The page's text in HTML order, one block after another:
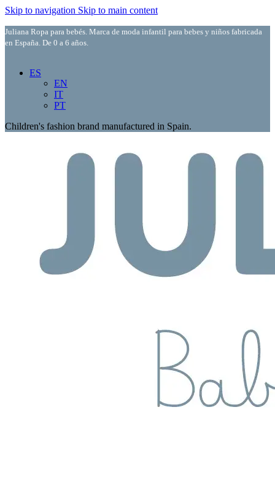
Skip to navigation Skip to main content
Juliana Ropa para bebés. Marca de moda infantil para bebes y niños fabricada
en España. De 0 a 6 años.
ES
EN
IT
PT
Children's fashion brand manufactured in Spain.